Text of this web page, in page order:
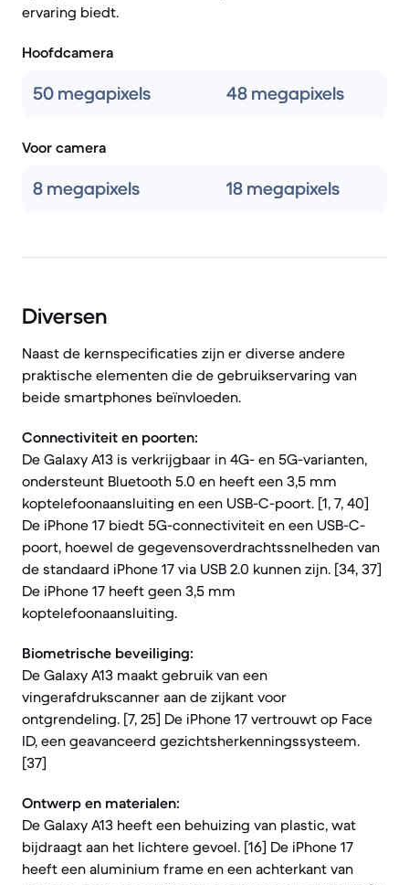
ervaring biedt.
Hoofdcamera
50 megapixels 48 megapixels
Voor camera
8 megapixels 18 megapixels
Diversen
Naast de kernspecificaties zijn er diverse andere
praktische elementen die de gebruikservaring van
beide smartphones beïnvloeden.
Connectiviteit en poorten:
De Galaxy A13 is verkrijgbaar in 4G- en 5G-varianten,
ondersteunt Bluetooth 5.0 en heeft een 3,5 mm
koptelefoonaansluiting en een USB-C-poort. [1, 7, 40]
De iPhone 17 biedt 5G-connectiviteit en een USB-C-
poort, hoewel de gegevensoverdrachtssnelheden van
de standaard iPhone 17 via USB 2.0 kunnen zijn. [34, 37]
De iPhone 17 heeft geen 3,5 mm
koptelefoonaansluiting.
Biometrische beveiliging:
De Galaxy A13 maakt gebruik van een
vingerafdrukscanner aan de zijkant voor
ontgrendeling. [7, 25] De iPhone 17 vertrouwt op Face
ID, een geavanceerd gezichtsherkenningssysteem.
[37]
Ontwerp en materialen:
De Galaxy A13 heeft een behuizing van plastic, wat
bijdraagt aan het lichtere gevoel. [16] De iPhone 17
heeft een aluminium frame en een achterkant van